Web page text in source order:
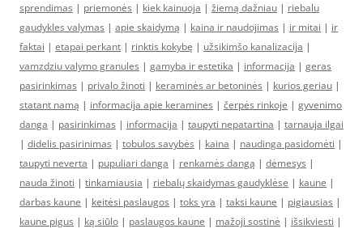
sprendimas | priemonės | kiek kainuoja | žiemą dažniau | riebalu
gaudykles valymas | apie skaidymą | kaina ir naudojimas | ir mitai | ir
faktai | etapai perkant | rinktis kokybę | užsikimšo kanalizacija |
vamzdziu valymo granules | gamyba ir estetika | informacija | geras
pasirinkimas | privalo žinoti | keraminės ar betoninės | kurios geriau |
statant namą | informacija apie keramines | čerpės rinkoje | gyvenimo
danga | pasirinkimas | informacija | taupyti nepatartina | tarnauja ilgai
| didelis pasirinimas | tobulos savybės | kaina | naudinga pasidomėti |
taupyti neverta | pupuliari danga | renkamės dangą | dėmesys |
nauda žinoti | tinkamiausia | riebalų skaidymas gaudyklėse | kaune |
darbas kaune | keitėsi paslaugos | toks yra | taksi kaune | pigiausias |
kaune pigus | ką siūlo | paslaugos kaune | mažoji sostinė | išsikviesti |